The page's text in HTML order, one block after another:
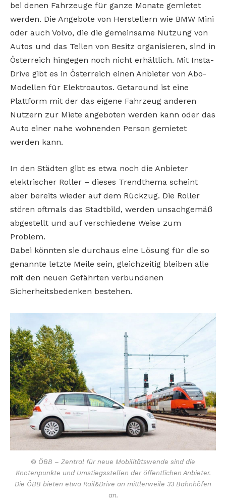
bei denen Fahrzeuge für ganze Monate gemietet
werden. Die Angebote von Herstellern wie BMW Mini
oder auch Volvo, die die gemeinsame Nutzung von
Autos und das Teilen von Besitz organisieren, sind in
Österreich hingegen noch nicht erhältlich. Mit Insta-
Drive gibt es in Österreich einen Anbieter von Abo-
Modellen für Elektroautos. Getaround ist eine
Plattform mit der das eigene Fahrzeug anderen
Nutzern zur Miete angeboten werden kann oder das
Auto einer nahe wohnenden Person gemietet
werden kann.
In den Städten gibt es etwa noch die Anbieter
elektrischer Roller – dieses Trendthema scheint
aber bereits wieder auf dem Rückzug. Die Roller
stören oftmals das Stadtbild, werden unsachgemäß
abgestellt und auf verschiedene Weise zum
Problem.
Dabei könnten sie durchaus eine Lösung für die so
genannte letzte Meile sein, gleichzeitig bleiben alle
mit den neuen Gefährten verbundenen
Sicherheitsbedenken bestehen.
© ÖBB – Zentral für neue Mobilitätswende sind die
Knotenpunkte und Umstiegsstellen der öffentlichen Anbieter.
Die ÖBB bieten etwa Rail&Drive an mittlerweile 33 Bahnhöfen
an.